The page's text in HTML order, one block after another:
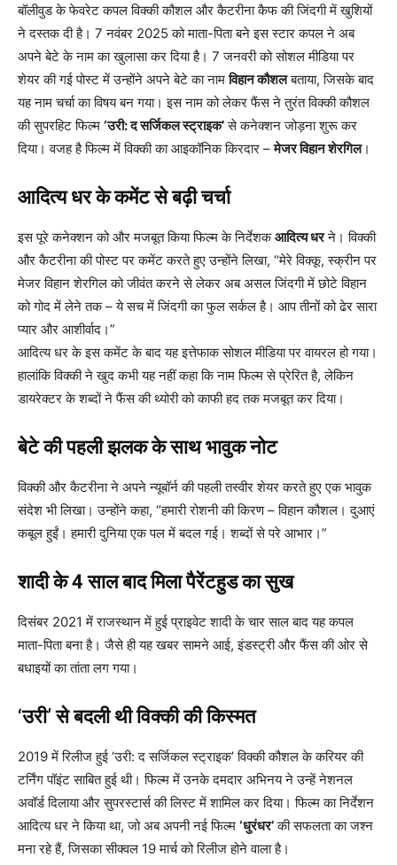
बॉलीवुड के फेवरेट कपल विक्की कौशल और कैटरीना कैफ की जिंदगी में खुशियों
ने दस्तक दी है। 7 नवंबर 2025 को माता-पिता बने इस स्टार कपल ने अब
अपने बेटे के नाम का खुलासा कर दिया है। 7 जनवरी को सोशल मीडिया पर
शेयर की गई पोस्ट में उन्होंने अपने बेटे का नामविहान कौशलबताया, जिसके बाद
यह नाम चर्चा का विषय बन गया। इस नाम को लेकर फैंस ने तुरंत विक्की कौशल
की सुपरहिट फिल्म ‘उरी: द सर्जिकल स्ट्राइक’से कनेक्शन जोड़ना शुरू कर
दिया। वजह है फिल्म में विक्की का आइकॉनिक किरदार –मेजर विहान शेरगिल।
आदित्य धर के कमेंट से बढ़ी चर्चा
इस पूरे कनेक्शन को और मजबूत किया फिल्म के निर्देशकआदित्य धरने। विक्की
और कैटरीना की पोस्ट पर कमेंट करते हुए उन्होंने लिखा, “मेरे विक्कू, स्क्रीन पर
मेजर विहान शेरगिल को जीवंत करने से लेकर अब असल जिंदगी में छोटे विहान
को गोद में लेने तक – ये सच में जिंदगी का फुल सर्कल है। आप तीनों को ढेर सारा
प्यार और आशीर्वाद।”
आदित्य धर के इस कमेंट के बाद यह इत्तेफाक सोशल मीडिया पर वायरल हो गया।
हालांकि विक्की ने खुद कभी यह नहीं कहा कि नाम फिल्म से प्रेरित है, लेकिन
डायरेक्टर के शब्दों ने फैंस की थ्योरी को काफी हद तक मजबूत कर दिया।
बेटे की पहली झलक के साथ भावुक नोट
विक्की और कैटरीना ने अपने न्यूबॉर्न की पहली तस्वीर शेयर करते हुए एक भावुक
संदेश भी लिखा। उन्होंने कहा, “हमारी रोशनी की किरण – विहान कौशल। दुआएं
कबूल हुईं। हमारी दुनिया एक पल में बदल गई। शब्दों से परे आभार।”
शादी के 4 साल बाद मिला पैरेंटहुड का सुख
दिसंबर 2021 में राजस्थान में हुई प्राइवेट शादी के चार साल बाद यह कपल
माता-पिता बना है। जैसे ही यह खबर सामने आई, इंडस्ट्री और फैंस की ओर से
बधाइयों का तांता लग गया।
‘उरी’ से बदली थी विक्की की किस्मत
2019 में रिलीज हुई ‘उरी: द सर्जिकल स्ट्राइक’ विक्की कौशल के करियर की
टर्निंग पॉइंट साबित हुई थी। फिल्म में उनके दमदार अभिनय ने उन्हें नेशनल
अवॉर्ड दिलाया और सुपरस्टार्स की लिस्ट में शामिल कर दिया। फिल्म का निर्देशन
आदित्य धर ने किया था, जो अब अपनी नई फिल्म ‘धुरंधर’की सफलता का जश्न
मना रहे हैं, जिसका सीक्वल 19 मार्च को रिलीज होने वाला है।